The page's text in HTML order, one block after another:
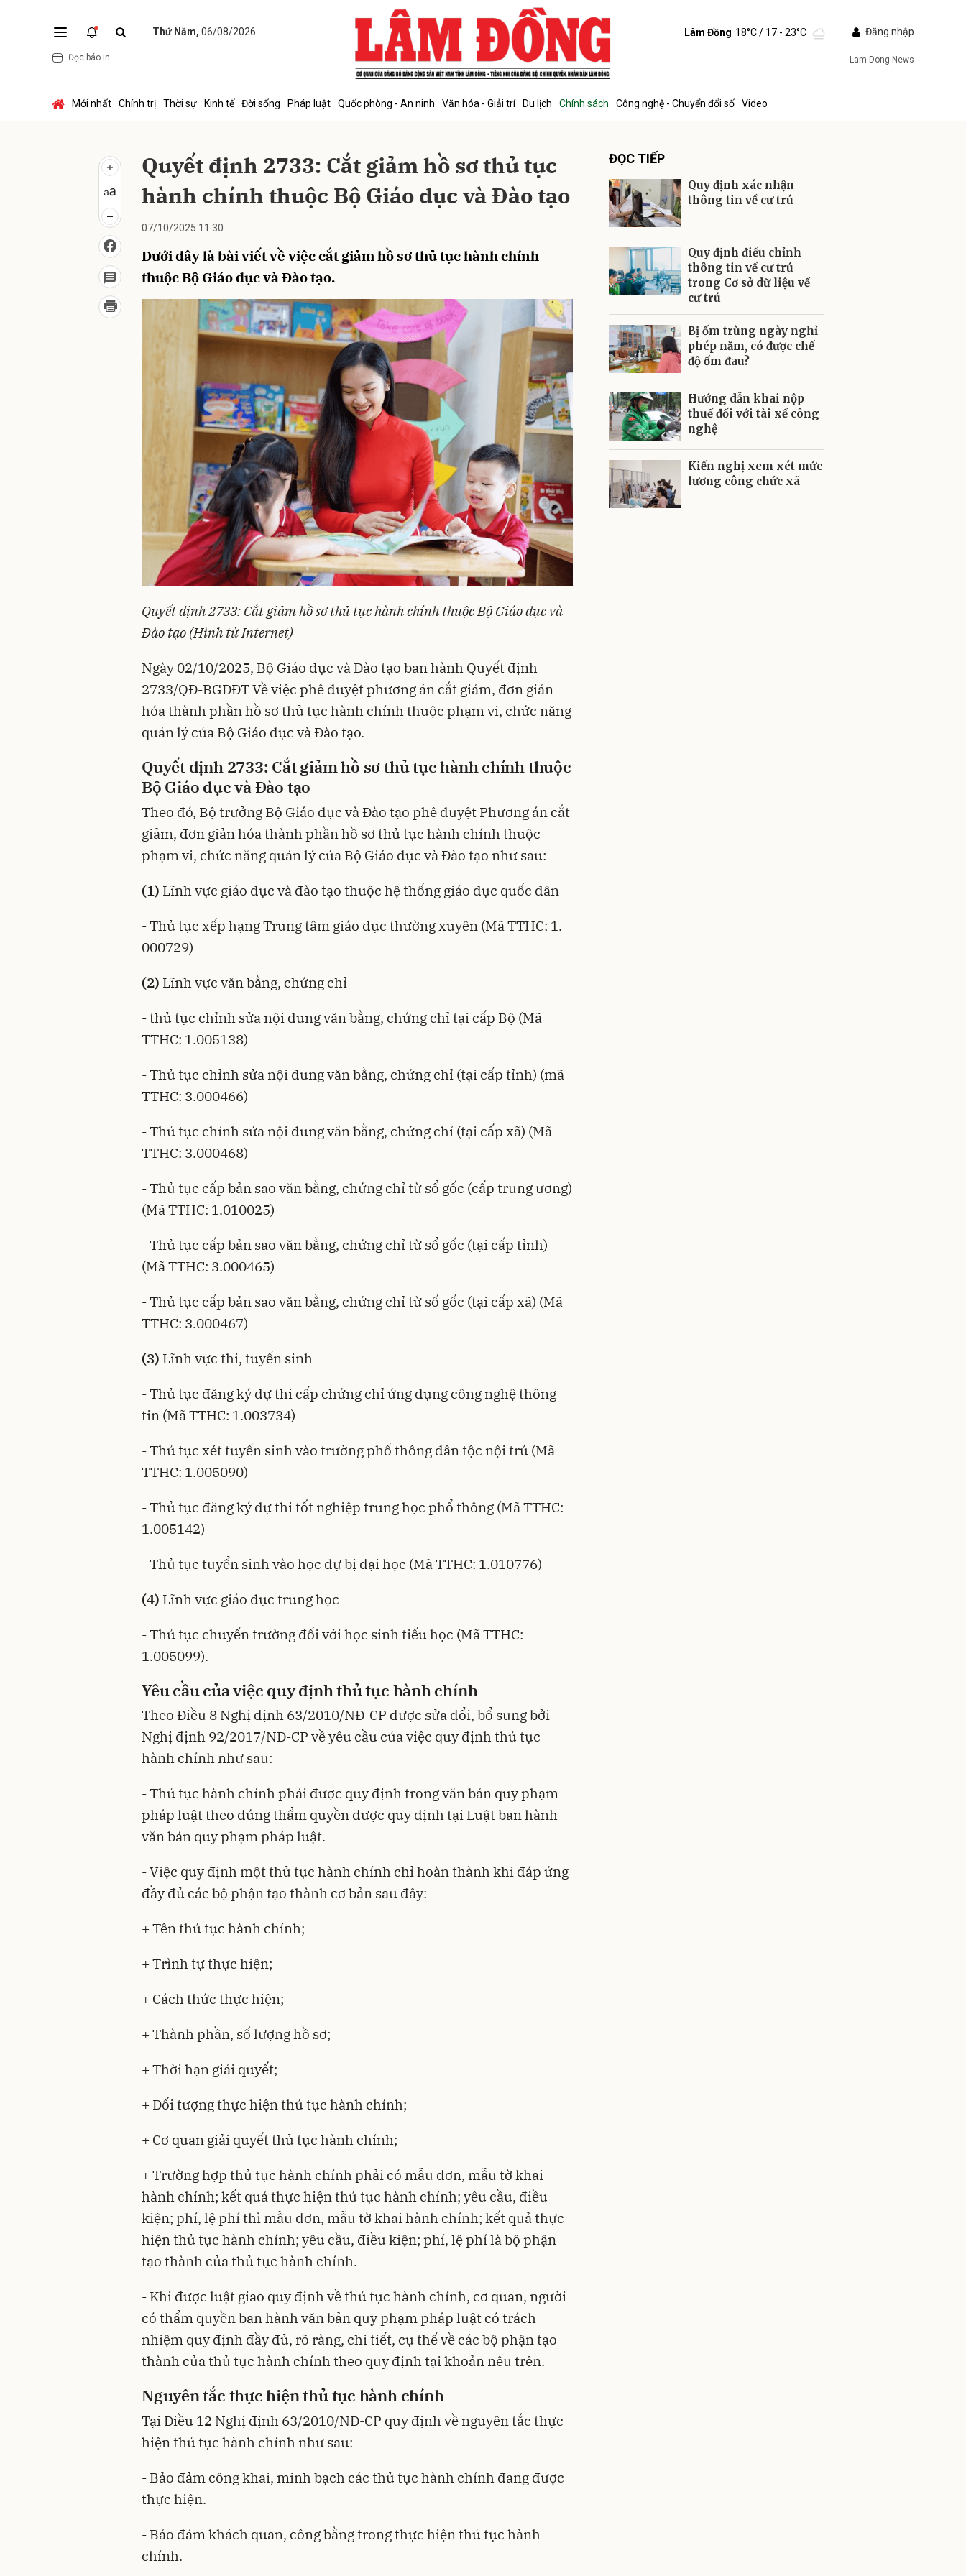
Thứ Năm, 06/08/2026
Đọc báo in
Lâm Đồng 18°C/ 17 - 23°C Đăng nhập
Lam Dong News
Mới nhất Chính trị Thời sự Kinh tế Đời sống Pháp luật Quốc phòng - An ninh Văn hóa - Giải trí Du lịch Chính sách Công nghệ - Chuyển đổi số Video
Quyết định 2733: Cắt giảm hồ sơ thủ tục
hành chính thuộc Bộ Giáo dục và Đào tạo
07/10/2025 11:30
Dưới đây là bài viết về việc cắt giảm hồ sơ thủ tục hành chính
thuộc Bộ Giáo dục và Đào tạo.
Quyết định 2733: Cắt giảm hồ sơ thủ tục hành chính thuộc Bộ Giáo dục và
Đào tạo (Hình từ Internet)
Ngày 02/10/2025, Bộ Giáo dục và Đào tạo ban hành Quyết định
2733/QĐ-BGDĐTVề việc phê duyệt phương án cắt giảm, đơn giản
hóa thành phần hồ sơ thủ tục hành chính thuộc phạm vi, chức năng
quản lý của Bộ Giáo dục và Đào tạo.
Quyết định 2733: Cắt giảm hồ sơ thủ tục hành chính thuộc
Bộ Giáo dục và Đào tạo
Theo đó, Bộ trưởng Bộ Giáo dục và Đào tạo phê duyệt Phương án cắt
giảm, đơn giản hóa thành phần hồ sơ thủ tục hành chính thuộc
phạm vi, chức năng quản lý của Bộ Giáo dục và Đào tạo như sau:
(1) Lĩnh vực giáo dục và đào tạo thuộc hệ thống giáo dục quốc dân
- Thủ tục xếp hạng Trung tâm giáo dục thường xuyên (Mã TTHC: 1.
000729)
(2) Lĩnh vực văn bằng, chứng chỉ
- thủ tục chỉnh sửa nội dung văn bằng, chứng chỉ tại cấp Bộ (Mã
TTHC: 1.005138)
- Thủ tục chỉnh sửa nội dung văn bằng, chứng chỉ (tại cấp tỉnh) (mã
TTHC: 3.000466)
- Thủ tục chỉnh sửa nội dung văn bằng, chứng chỉ (tại cấp xã) (Mã
TTHC: 3.000468)
- Thủ tục cấp bản sao văn bằng, chứng chỉ từ sổ gốc (cấp trung ương)
(Mã TTHC: 1.010025)
- Thủ tục cấp bản sao văn bằng, chứng chỉ từ sổ gốc (tại cấp tỉnh)
(Mã TTHC: 3.000465)
- Thủ tục cấp bản sao văn bằng, chứng chỉ từ sổ gốc (tại cấp xã) (Mã
TTHC: 3.000467)
(3) Lĩnh vực thi, tuyển sinh
- Thủ tục đăng ký dự thi cấp chứng chỉ ứng dụng công nghệ thông
tin (Mã TTHC: 1.003734)
- Thủ tục xét tuyển sinh vào trường phổ thông dân tộc nội trú (Mã
TTHC: 1.005090)
- Thủ tục đăng ký dự thi tốt nghiệp trung học phổ thông (Mã TTHC:
1.005142)
- Thủ tục tuyển sinh vào học dự bị đại học (Mã TTHC: 1.010776)
(4) Lĩnh vực giáo dục trung học
- Thủ tục chuyển trường đối với học sinh tiểu học (Mã TTHC:
1.005099).
Yêu cầu của việc quy định thủ tục hành chính
Theo Điều 8 Nghị định 63/2010/NĐ-CP được sửa đổi, bổ sung bởi
Nghị định 92/2017/NĐ-CP về yêu cầu của việc quy định thủ tục
hành chính như sau:
- Thủ tục hành chính phải được quy định trong văn bản quy phạm
pháp luật theo đúng thẩm quyền được quy định tại Luật ban hành
văn bản quy phạm pháp luật.
- Việc quy định một thủ tục hành chính chỉ hoàn thành khi đáp ứng
đầy đủ các bộ phận tạo thành cơ bản sau đây:
+ Tên thủ tục hành chính;
+ Trình tự thực hiện;
+ Cách thức thực hiện;
+ Thành phần, số lượng hồ sơ;
+ Thời hạn giải quyết;
+ Đối tượng thực hiện thủ tục hành chính;
+ Cơ quan giải quyết thủ tục hành chính;
+ Trường hợp thủ tục hành chính phải có mẫu đơn, mẫu tờ khai
hành chính; kết quả thực hiện thủ tục hành chính; yêu cầu, điều
kiện; phí, lệ phí thì mẫu đơn, mẫu tờ khai hành chính; kết quả thực
hiện thủ tục hành chính; yêu cầu, điều kiện; phí, lệ phí là bộ phận
tạo thành của thủ tục hành chính.
- Khi được luật giao quy định về thủ tục hành chính, cơ quan, người
có thẩm quyền ban hành văn bản quy phạm pháp luật có trách
nhiệm quy định đầy đủ, rõ ràng, chi tiết, cụ thể về các bộ phận tạo
thành của thủ tục hành chính theo quy định tại khoản nêu trên.
Nguyên tắc thực hiện thủ tục hành chính
Tại Điều 12 Nghị định 63/2010/NĐ-CP quy định về nguyên tắc thực
hiện thủ tục hành chính như sau:
- Bảo đảm công khai, minh bạch các thủ tục hành chính đang được
thực hiện.
- Bảo đảm khách quan, công bằng trong thực hiện thủ tục hành
chính.
ĐỌC TIẾP
Quy định xác nhận
thông tin về cư trú
Quy định điều chỉnh
thông tin về cư trú
trong Cơ sở dữ liệu về
cư trú
Bị ốm trùng ngày nghỉ
phép năm, có được chế
độ ốm đau?
Hướng dẫn khai nộp
thuế đối với tài xế công
nghệ
Kiến nghị xem xét mức
lương công chức xã
Gửi bình luận
Gửi